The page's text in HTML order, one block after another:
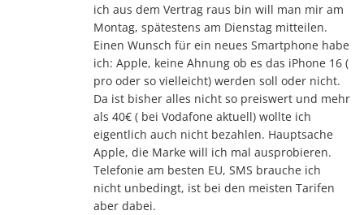
ich aus dem Vertrag raus bin will man mir am
Montag, spätestens am Dienstag mitteilen.
Einen Wunsch für ein neues Smartphone habe
ich: Apple, keine Ahnung ob es das iPhone 16 (
pro oder so vielleicht) werden soll oder nicht.
Da ist bisher alles nicht so preiswert und mehr
als 40€ ( bei Vodafone aktuell) wollte ich
eigentlich auch nicht bezahlen. Hauptsache
Apple, die Marke will ich mal ausprobieren.
Telefonie am besten EU, SMS brauche ich
nicht unbedingt, ist bei den meisten Tarifen
aber dabei.